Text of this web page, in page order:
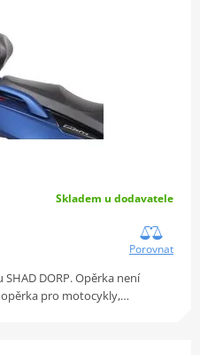
Skladem u dodavatele
Porovnat
DORP. Opěrka není
pro motocykly,…